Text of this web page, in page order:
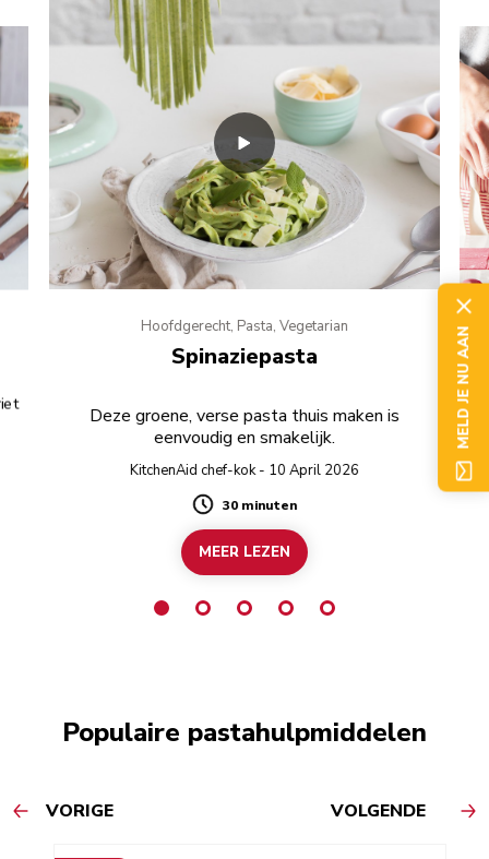
Hoofdgerecht, Pasta, Vegetarian
Spinaziepasta
Deze groene, verse pasta thuis maken is
eenvoudig en smakelijk.
KitchenAid chef-kok - 10 April 2026
Duration
30 minuten
MEER LEZEN
Populaire pastahulpmiddelen
VORIGE VOLGENDE
MELD JE NU AAN